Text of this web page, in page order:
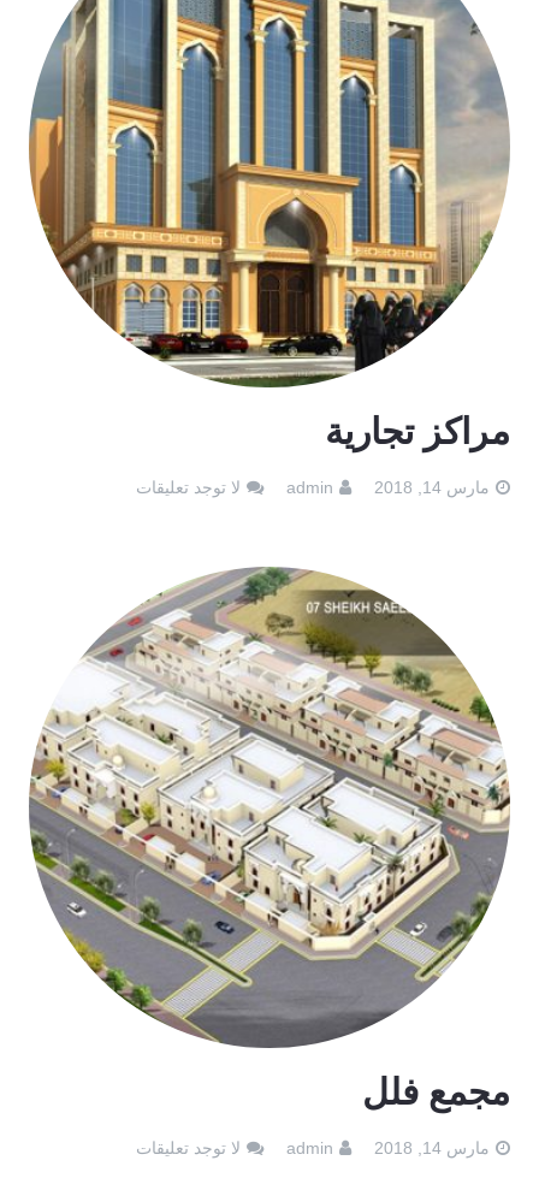
مراكز تجارية
مارس 14, 2018 admin لا توجد تعليقات
مجمع فلل
مارس 14, 2018 admin لا توجد تعليقات